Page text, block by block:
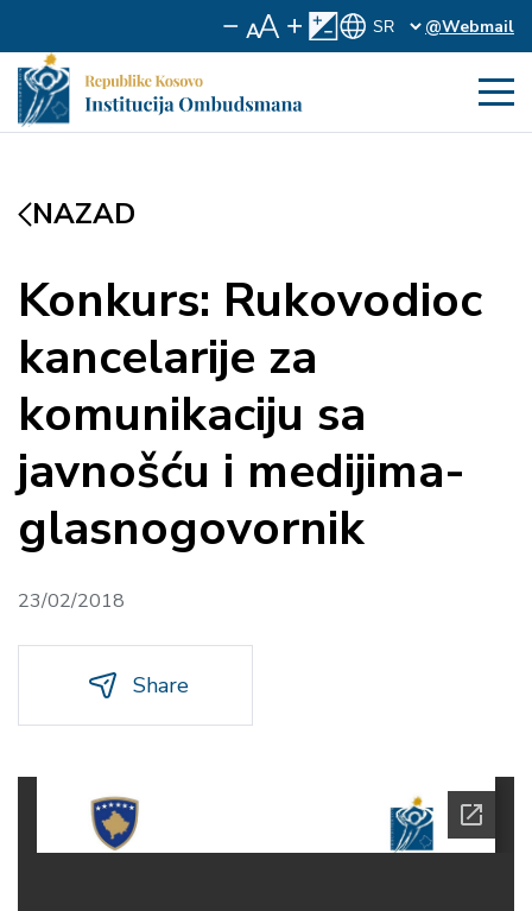
@Webmail
NAZAD
Konkurs: Rukovodioc
kancelarije za
komunikaciju sa
javnošću i medijima-
glasnogovornik
23/02/2018
Share